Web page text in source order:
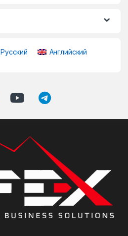
Русский Английский